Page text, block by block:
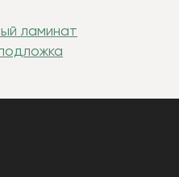
ламинат